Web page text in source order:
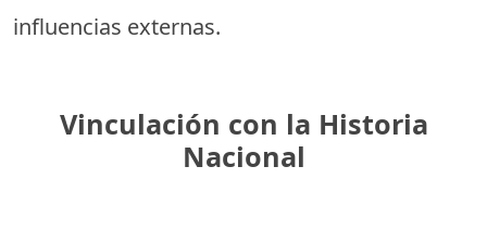
influencias externas.
Vinculación con la Historia
Nacional